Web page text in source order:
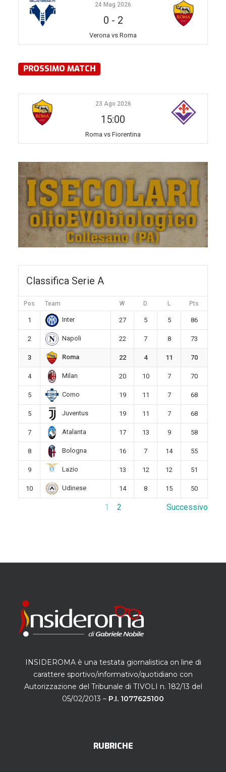
24 Mag 2026
0 - 2
Verona vs Roma
PROSSIMO MATCH
23 Ago 2026
15:00
Roma vs Fiorentina
Classifica Serie A
Pos Team W D L Pts
1 Inter 27 5 5 86
2 Napoli 22 7 8 73
3 Roma 22 4 11 70
4 Milan 20 10 7 70
5 Como 19 11 7 68
5 Juventus 19 11 7 68
7 Atalanta 17 13 9 58
8 Bologna 16 7 14 55
9 Lazio 13 12 12 51
10 Udinese 14 8 15 50
1 2 Successivo
INSIDEROMA è una testata giornalistica on line di
carattere sportivo/informativo/quotidiano con
Autorizzazione del Tribunale di TIVOLI n. 182/13 del
05/02/2013 – P.I. 1077625100
RUBRICHE